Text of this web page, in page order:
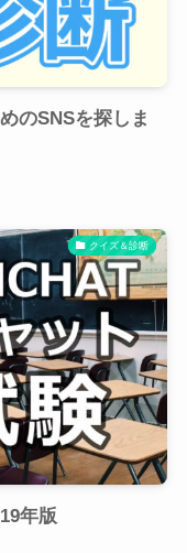
のSNSを探しま
クイズ＆診断
年版